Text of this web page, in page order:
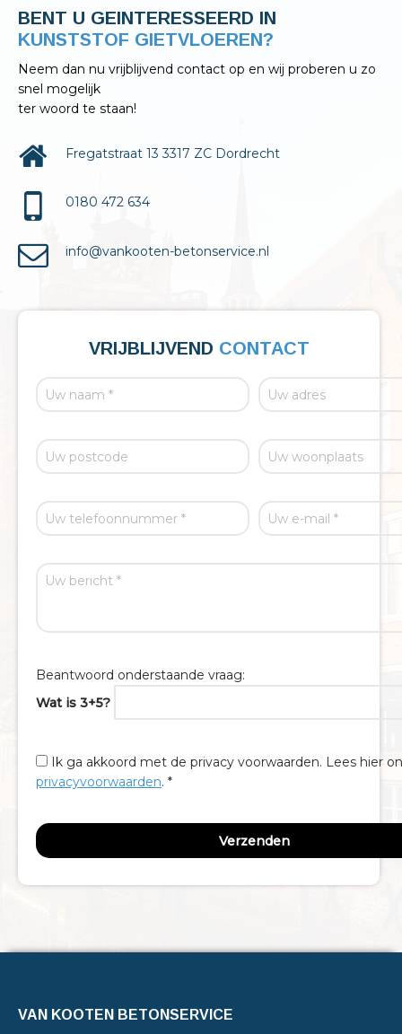
BENT U GEINTERESSEERD IN
KELDERAFDICHTINGEN?
Neem dan nu vrijblijvend contact op en wij proberen u zo
snel mogelijk
ter woord te staan!
Fregatstraat 13 3317 ZC Dordrecht
0180 472 634
info@vankooten-betonservice.nl
VRIJBLIJVEND CONTACT
Beantwoord onderstaande vraag:
Wat is 3+5?
Ik ga akkoord met de privacy voorwaarden. Lees hier
privacyvoorwaarden. *
VAN KOOTEN BETONSERVICE